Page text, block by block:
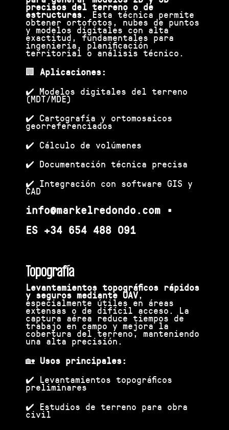
precisos del terreno o de
estructuras. Esta técnica permite
obtener ortofotos, nubes de puntos
y modelos digitales con alta
exactitud, fundamentales para
ingeniería, planificación
territorial o análisis técnico.
🏢 Aplicaciones:
✔️ Modelos digitales del terreno
(MDT/MDE)
✔️ Cartografía y ortomosaicos
georreferenciados
✔️ Cálculo de volúmenes
✔️ Documentación técnica precisa
✔️ Integración con software GIS y
CAD
info@markelredondo.com •
ES +34 654 488 091
Topografía
Levantamientos topográficos rápidos
y seguros mediante UAV,
especialmente útiles en áreas
extensas o de difícil acceso. La
captura aérea reduce tiempos de
trabajo en campo y mejora la
cobertura del terreno, manteniendo
una alta precisión.
🏡 Usos principales:
✔️ Levantamientos topográficos
preliminares
✔️ Estudios de terreno para obra
civil